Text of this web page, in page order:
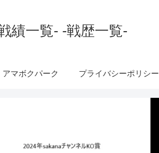
績一覧- -戦歴一覧-
アマボクパーク プライバシーポリシー